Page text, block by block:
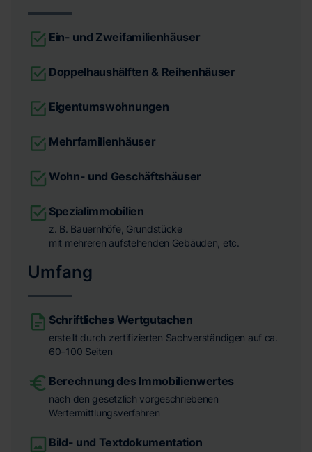
Ein- und Zweifamilienhäuser
Doppelhaushälften & Reihenhäuser
Eigentumswohnungen
Mehrfamilienhäuser
Wohn- und Geschäftshäuser
Spezialimmobilien
z. B. Bauernhöfe, Grundstücke
mit mehreren aufstehenden Gebäuden, etc.
Umfang
Schriftliches Wertgutachen
erstellt durch zertifizierten Sachverständigen auf ca.
60–100 Seiten
Berechnung des Immobilienwertes
nach den gesetzlich vorgeschriebenen
Wertermittlungsverfahren
Bild- und Textdokumentation